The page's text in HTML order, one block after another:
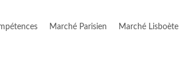
Marché Parisien Marché Lisboète